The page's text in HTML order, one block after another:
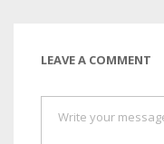
LEAVE A COMMENT